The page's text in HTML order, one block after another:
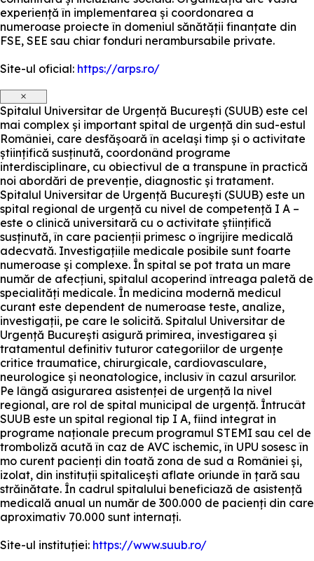
experiență în implementarea și coordonarea a
numeroase proiecte în domeniul sănătății finanțate din
FSE, SEE sau chiar fonduri nerambursabile private.
Site-ul oficial: https://arps.ro/
×
Spitalul Universitar de Urgență București (SUUB) este cel
mai complex și important spital de urgență din sud-estul
României, care desfășoară în același timp și o activitate
științifică susținută, coordonând programe
interdisciplinare, cu obiectivul de a transpune în practică
noi abordări de prevenție, diagnostic și tratament.
Spitalul Universitar de Urgență București (SUUB) este un
spital regional de urgență cu nivel de competență I A –
este o clinică universitară cu o activitate științifică
susținută, în care pacienții primesc o îngrijire medicală
adecvată. Investigațiile medicale posibile sunt foarte
numeroase și complexe. În spital se pot trata un mare
număr de afecțiuni, spitalul acoperind întreaga paletă de
specialități medicale. În medicina modernă medicul
curant este dependent de numeroase teste, analize,
investigații, pe care le solicită. Spitalul Universitar de
Urgență București asigură primirea, investigarea și
tratamentul definitiv tuturor categoriilor de urgențe
critice traumatice, chirurgicale, cardiovasculare,
neurologice și neonatologice, inclusiv în cazul arsurilor.
Pe lângă asigurarea asistenței de urgență la nivel
regional, are rol de spital municipal de urgență. Întrucât
SUUB este un spital regional tip I A, fiind integrat in
programe naționale precum programul STEMI sau cel de
tromboliză acută în caz de AVC ischemic, în UPU sosesc în
mo curent pacienți din toată zona de sud a României și,
izolat, din instituții spitalicești aflate oriunde în țară sau
străinătate. În cadrul spitalului beneficiază de asistență
medicală anual un număr de 300.000 de pacienți din care
aproximativ 70.000 sunt internați.
Site-ul instituției: https://www.suub.ro/